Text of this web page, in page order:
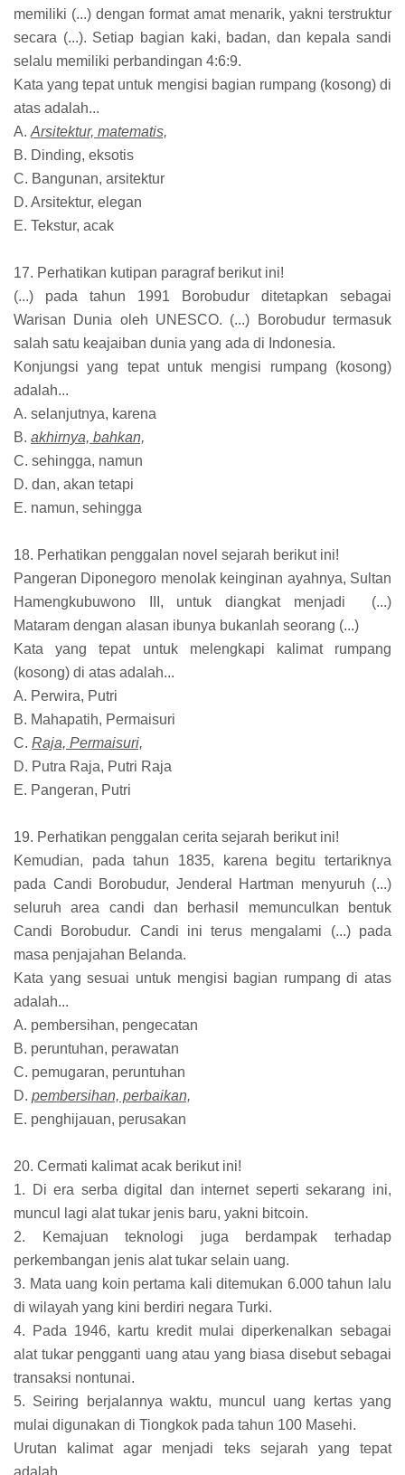
memiliki (...) dengan format amat menarik, yakni terstruktur
secara (...). Setiap bagian kaki, badan, dan kepala sandi
selalu memiliki perbandingan 4:6:9.
Kata yang tepat untuk mengisi bagian rumpang (kosong) di
atas adalah...
A. Arsitektur, matematis,
B. Dinding, eksotis
C. Bangunan, arsitektur
D. Arsitektur, elegan
E. Tekstur, acak
17. Perhatikan kutipan paragraf berikut ini!
(...) pada tahun 1991 Borobudur ditetapkan sebagai
Warisan Dunia oleh UNESCO. (...) Borobudur termasuk
salah satu keajaiban dunia yang ada di Indonesia.
Konjungsi yang tepat untuk mengisi rumpang (kosong)
adalah...
A. selanjutnya, karena
B. akhirnya, bahkan,
C. sehingga, namun
D. dan, akan tetapi
E. namun, sehingga
18. Perhatikan penggalan novel sejarah berikut ini!
Pangeran Diponegoro menolak keinginan ayahnya, Sultan
Hamengkubuwono III, untuk diangkat menjadi (...)
Mataram dengan alasan ibunya bukanlah seorang (...)
Kata yang tepat untuk melengkapi kalimat rumpang
(kosong) di atas adalah...
A. Perwira, Putri
B. Mahapatih, Permaisuri
C. Raja, Permaisuri,
D. Putra Raja, Putri Raja
E. Pangeran, Putri
19. Perhatikan penggalan cerita sejarah berikut ini!
Kemudian, pada tahun 1835, karena begitu tertariknya
pada Candi Borobudur, Jenderal Hartman menyuruh (...)
seluruh area candi dan berhasil memunculkan bentuk
Candi Borobudur. Candi ini terus mengalami (...) pada
masa penjajahan Belanda.
Kata yang sesuai untuk mengisi bagian rumpang di atas
adalah...
A. pembersihan, pengecatan
B. peruntuhan, perawatan
C. pemugaran, peruntuhan
D. pembersihan, perbaikan,
E. penghijauan, perusakan
20. Cermati kalimat acak berikut ini!
1. Di era serba digital dan internet seperti sekarang ini,
muncul lagi alat tukar jenis baru, yakni bitcoin.
2. Kemajuan teknologi juga berdampak terhadap
perkembangan jenis alat tukar selain uang.
3. Mata uang koin pertama kali ditemukan 6.000 tahun lalu
di wilayah yang kini berdiri negara Turki.
4. Pada 1946, kartu kredit mulai diperkenalkan sebagai
alat tukar pengganti uang atau yang biasa disebut sebagai
transaksi nontunai.
5. Seiring berjalannya waktu, muncul uang kertas yang
mulai digunakan di Tiongkok pada tahun 100 Masehi.
Urutan kalimat agar menjadi teks sejarah yang tepat